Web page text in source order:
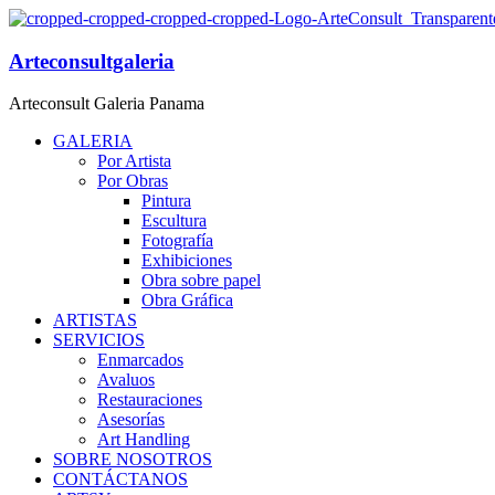
Arteconsultgaleria
Arteconsult Galeria Panama
GALERIA
Por Artista
Por Obras
Pintura
Escultura
Fotografía
Exhibiciones
Obra sobre papel
Obra Gráfica
ARTISTAS
SERVICIOS
Enmarcados
Avaluos
Restauraciones
Asesorías
Art Handling
SOBRE NOSOTROS
CONTÁCTANOS